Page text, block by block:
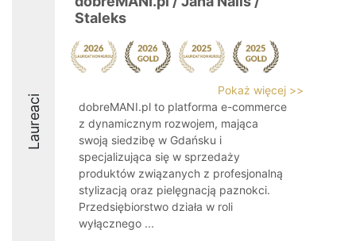
Laureaci
Staleks
Pokaż więcej >>
dobreMANI.pl to platforma e-commerce
z dynamicznym rozwojem, mająca
swoją siedzibę w Gdańsku i
specjalizująca się w sprzedaży
produktów związanych z profesjonalną
stylizacją oraz pielęgnacją paznokci.
Przedsiębiorstwo działa w roli
wyłącznego ...